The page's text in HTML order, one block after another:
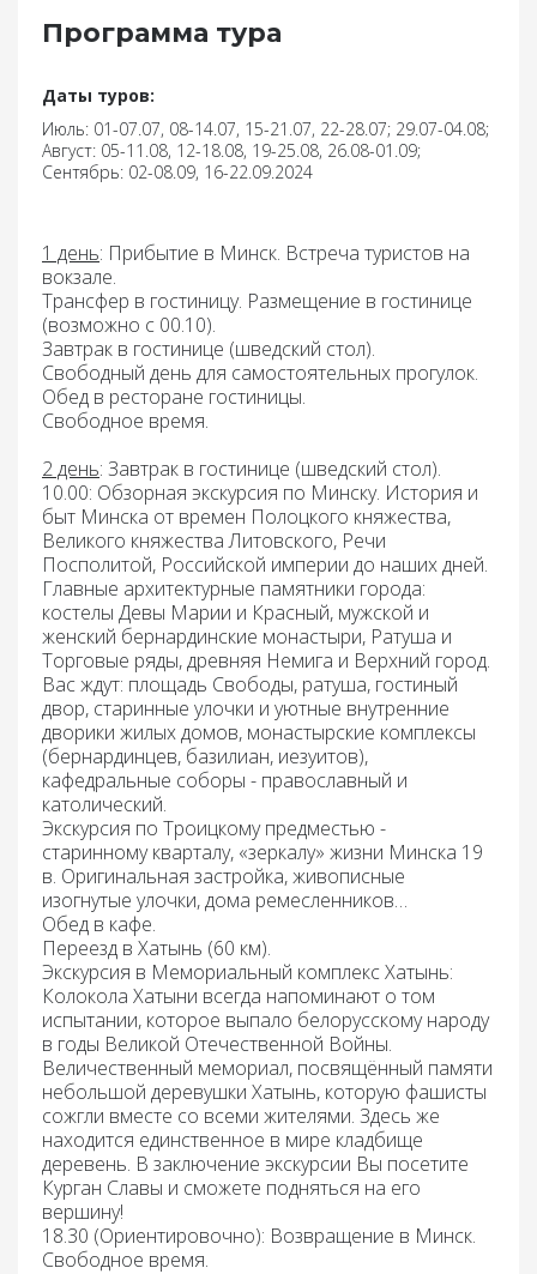
Программа тура
Даты туров:
Июль: 01-07.07, 08-14.07, 15-21.07, 22-28.07; 29.07-04.08;
Август: 05-11.08, 12-18.08, 19-25.08, 26.08-01.09;
Сентябрь: 02-08.09, 16-22.09.2024
1 день: Прибытие в Минск. Встреча туристов на
вокзале.
Трансфер в гостиницу. Размещение в гостинице
(возможно с 00.10).
Завтрак в гостинице (шведский стол).
Свободный день для самостоятельных прогулок.
Обед в ресторане гостиницы.
Свободное время.
2 день: Завтрак в гостинице (шведский стол).
10.00: Обзорная экскурсия по Минску. История и
быт Минска от времен Полоцкого княжества,
Великого княжества Литовского, Речи
Посполитой, Российской империи до наших дней.
Главные архитектурные памятники города:
костелы Девы Марии и Красный, мужской и
женский бернардинские монастыри, Ратуша и
Торговые ряды, древняя Немига и Верхний город.
Вас ждут: площадь Свободы, ратуша, гостиный
двор, старинные улочки и уютные внутренние
дворики жилых домов, монастырские комплексы
(бернардинцев, базилиан, иезуитов),
кафедральные соборы - православный и
католический.
Экскурсия по Троицкому предместью -
старинному кварталу, «зеркалу» жизни Минска 19
в. Оригинальная застройка, живописные
изогнутые улочки, дома ремесленников…
Обед в кафе.
Переезд в Хатынь (60 км).
Экскурсия в Мемориальный комплекс Хатынь:
Колокола Хатыни всегда напоминают о том
испытании, которое выпало белорусскому народу
в годы Великой Отечественной Войны.
Величественный мемориал, посвящённый памяти
небольшой деревушки Хатынь, которую фашисты
сожгли вместе со всеми жителями. Здесь же
находится единственное в мире кладбище
деревень. В заключение экскурсии Вы посетите
Курган Славы и сможете подняться на его
вершину!
18.30 (Ориентировочно): Возвращение в Минск.
Свободное время.